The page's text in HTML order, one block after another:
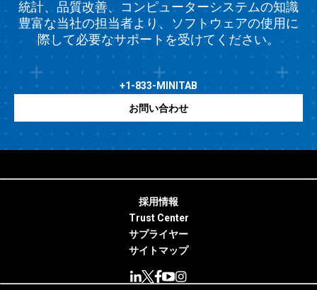
統計、品質改善、コンピューターシステムの知識
豊富な当社の担当者より、ソフトウェアの使用に
際して必要なサポートを受けてください。
+1-833-MINITAB
お問い合わせ
採用情報
Trust Center
サプライヤー
サイトマップ